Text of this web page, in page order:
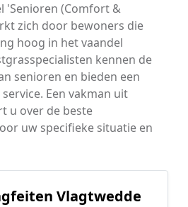
'Senioren (Comfort &
zich door bewoners die
hoog in het vaandel
kennen de
senioren en bieden een
Een vakman uit
u over de beste
uw specifieke situatie en
Vlagtwedde